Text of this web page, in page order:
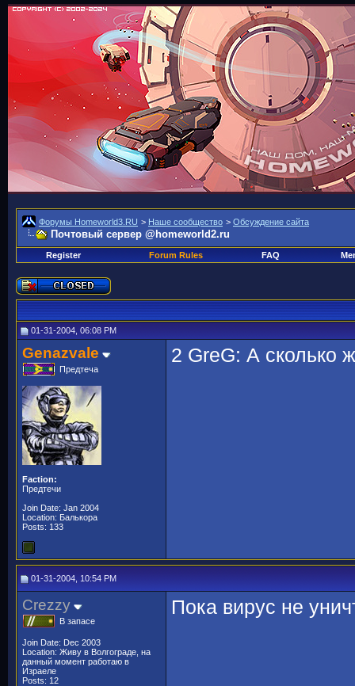
Форумы Homeworld3.RU > Наше сообщество > Обсуждение сайта
Почтовый сервер @homeworld2.ru
Register Forum Rules FAQ
01-31-2004, 06:08 PM
Genazvale
Предтеча
Faction:
Предтечи
Join Date: Jan 2004
Location: Балькора
Posts: 133
2 GreG: А сколько
01-31-2004, 10:54 PM
Crezzy
В запасе
Join Date: Dec 2003
Location: Живу в Волгограде, на
данный момент работаю в
Израеле
Posts: 12
Пока вирус не